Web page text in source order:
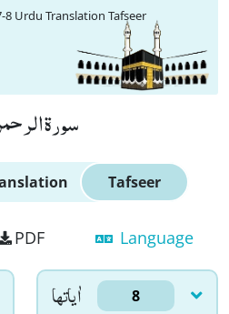
8 Urdu Translation Tafseer
سورة
Tafseer
PDF Language
اٰياتها 8